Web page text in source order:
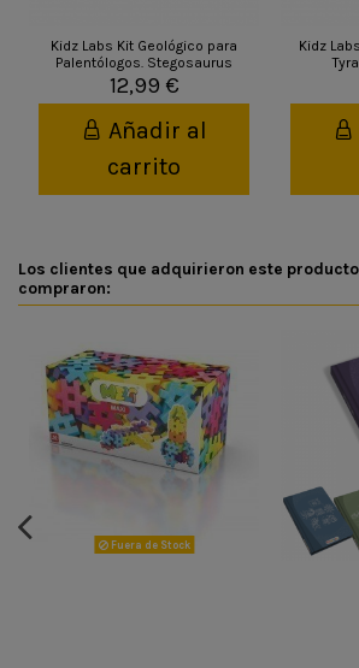
Kidz Labs Kit Geológico para
Palentólogos. Stegosaurus
12,99 €
Añadir al
carrito
Kidz
Los clientes que adquirieron este
compraron:
Fuera de Stock